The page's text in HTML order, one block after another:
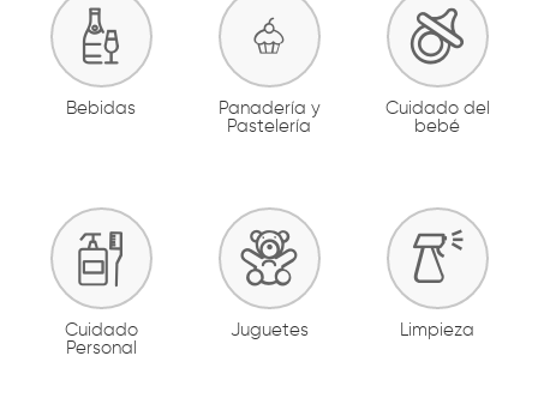
Bebidas
Panadería y
Pastelería
Cuidado del
bebé
Cuidado
Personal
Juguetes Limpieza